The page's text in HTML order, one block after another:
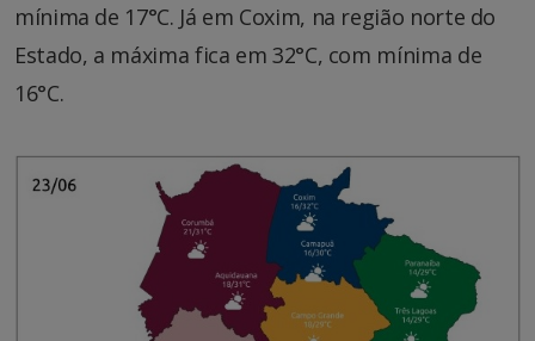
mínima de 17°C. Já em Coxim, na região norte do
Estado, a máxima fica em 32°C, com mínima de
16°C.